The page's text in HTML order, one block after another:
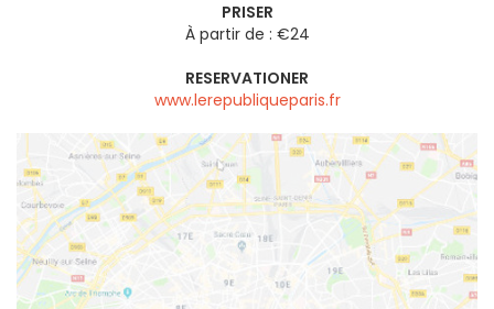
PRISER
À partir de : €24
RESERVATIONER
www.lerepubliqueparis.fr